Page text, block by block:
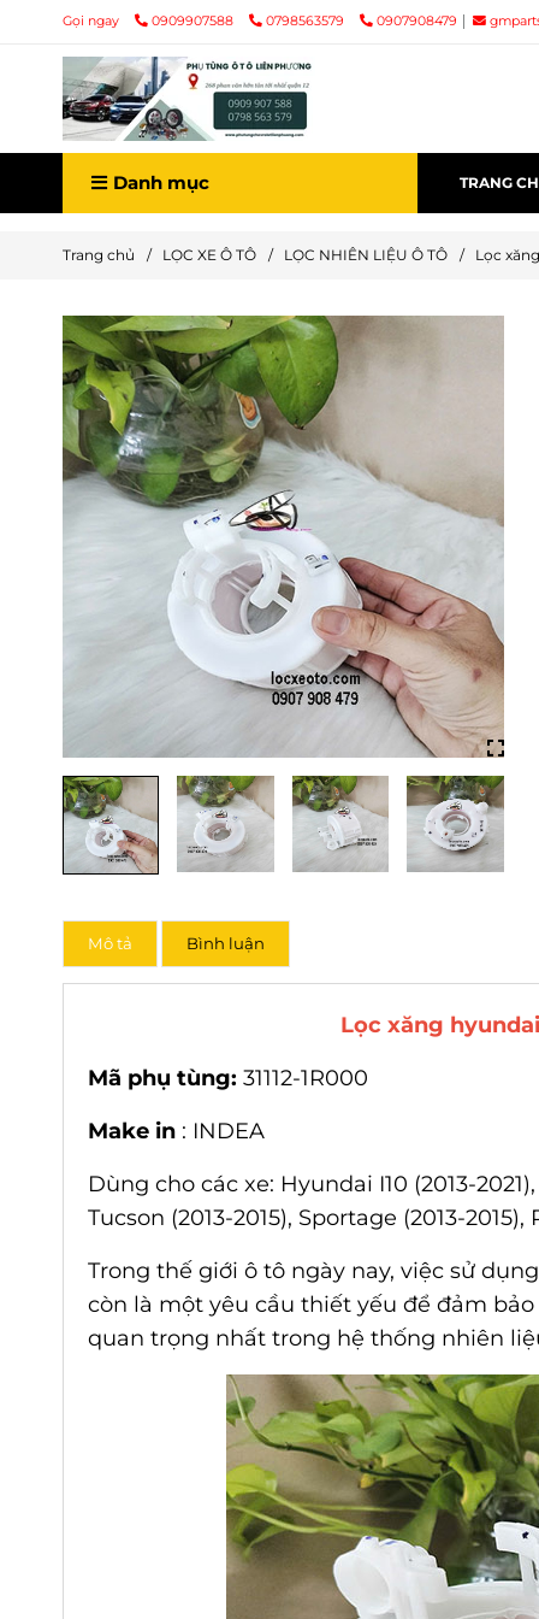
Gọi ngay 0909907588 0798563579 0907908479
Danh mục TRANG
Trang chủ / LỌC XE Ô TÔ / LỌC NHIÊN LIỆU Ô TÔ / Lọc
Mô tả Bình luận
Lọc xăng
Mã phụ tùng: 31112-1R000
Make in : INDEA
Dùng cho các xe: Hyundai I10 (2013-
Tucson (2013-2015), Sportage (2013-
Trong thế giới ô tô ngày nay, việc sử
còn là một yêu cầu thiết yếu để đảm
quan trọng nhất trong hệ thống nhiên